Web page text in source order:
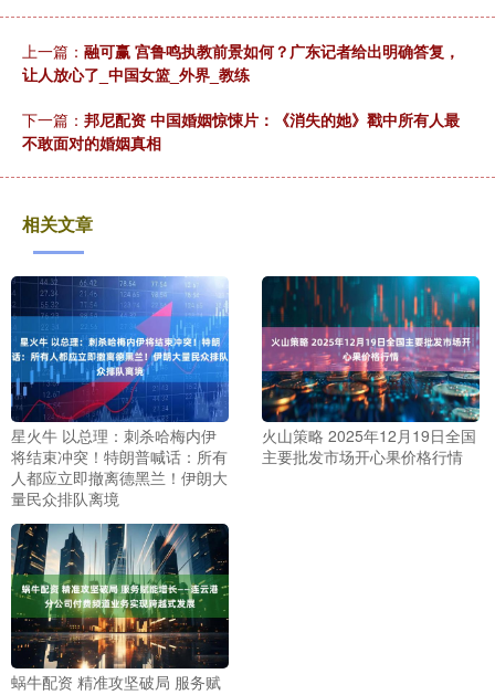
上一篇： 融可赢 宫鲁鸣执教前景如何？广东记者给出明确答复，
让人放心了_中国女篮_外界_教练
下一篇： 邦尼配资 中国婚姻惊悚片：《消失的她》戳中所有人最
不敢面对的婚姻真相
相关文章
星火牛 以总理：刺杀哈梅内伊
将结束冲突！特朗普喊话：所有
人都应立即撤离德黑兰！伊朗大
量民众排队离境
火山策略 2025年12月19日全国
主要批发市场开心果价格行情
蜗牛配资 精准攻坚破局 服务赋